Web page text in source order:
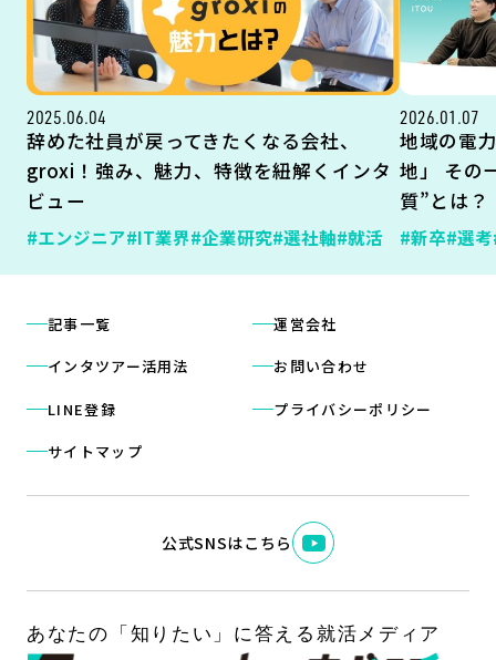
2025.06.04
辞めた社員が戻ってきたくなる会社、
groxi！強み、魅力、特徴を紐解くインタ
ビュー
#エンジニア#IT業界#企業研究#選社軸#就活
2026.01.07
地域の電
地」 その
質”とは？
#新卒#選考
記事一覧
インタツアー活用法
LINE登録
サイトマップ
運営会社
お問い合わせ
プライバシーポリシー
公式SNSはこちら